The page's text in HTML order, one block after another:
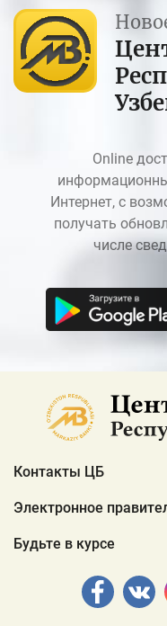
Online
Интернет, с
получать
числе
Контакты ЦБ
Электронное
Будьте в курсе